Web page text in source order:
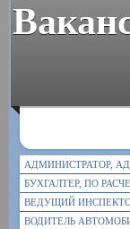
АДМИНИСТРАТОР,
БУХГАЛТЕР, ПО
ВЕДУЩИЙ
ВОДИТЕЛЬ